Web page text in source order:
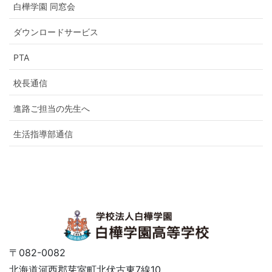
白樺学園 同窓会
ダウンロードサービス
PTA
校長通信
進路ご担当の先生へ
生活指導部通信
〒082-0082